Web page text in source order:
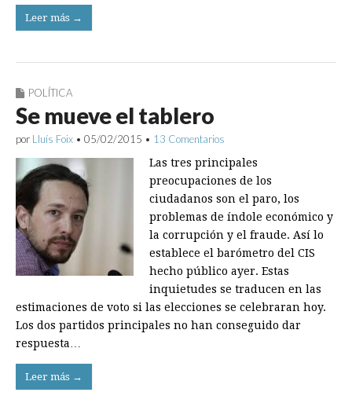
Leer más →
POLÍTICA
Se mueve el tablero
por Lluís Foix • 05/02/2015 • 13 Comentarios
Las tres principales
preocupaciones de los
ciudadanos son el paro, los
problemas de índole económico y
la corrupción y el fraude. Así lo
establece el barómetro del CIS
hecho público ayer. Estas
inquietudes se traducen en las
estimaciones de voto si las elecciones se celebraran hoy.
Los dos partidos principales no han conseguido dar
respuesta…
Leer más →